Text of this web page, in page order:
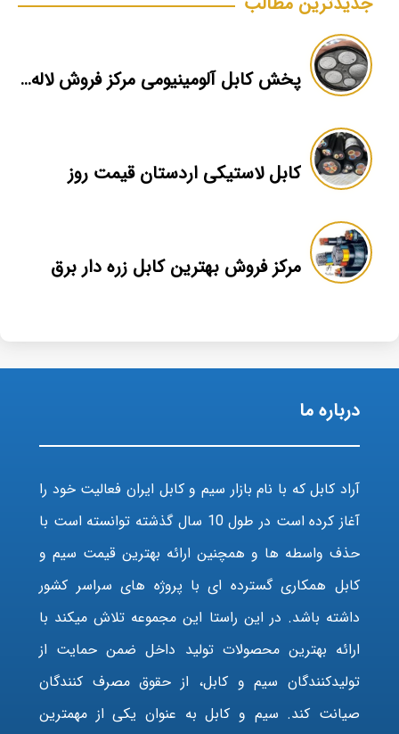
پخش کابل آلومینیومی مرکز فروش لاله زار تهران
کابل لاستیکی اردستان قیمت روز
مرکز فروش بهترین کابل زره دار برق
درباره ما
آراد کابل که با نام بازار سیم و کابل ایران فعالیت خود را
آغاز کرده است در طول 10 سال گذشته توانسته است با
حذف واسطه ها و همچنین ارائه بهترین قیمت سیم و
کابل همکاری گسترده ای با پروژه های سراسر کشور
داشته باشد. در این راستا این مجموعه تلاش میکند با
ارائه بهترین محصولات تولید داخل ضمن حمایت از
تولیدکنندگان سیم و کابل، از حقوق مصرف کنندگان
صیانت کند. سیم و کابل به عنوان یکی از مهمترین